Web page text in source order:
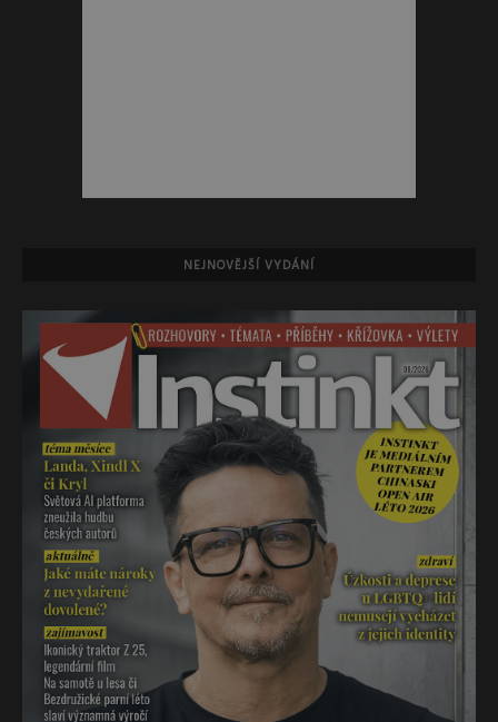
NEJNOVĚJŠÍ VYDÁNÍ